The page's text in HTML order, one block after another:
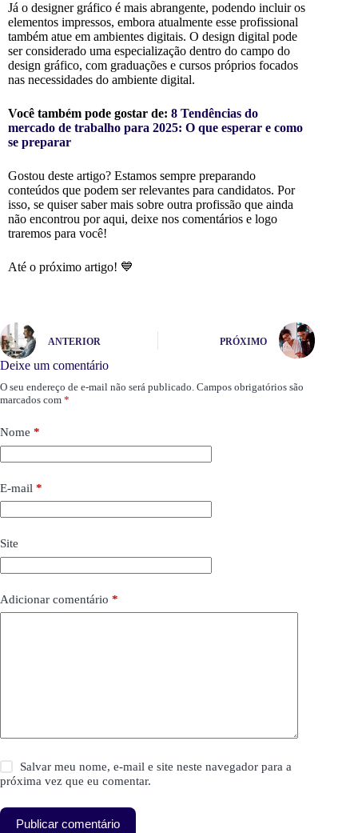
Já o designer gráfico é mais abrangente, podendo incluir os
elementos impressos, embora atualmente esse profissional
também atue em ambientes digitais. O design digital pode
ser considerado uma especialização dentro do campo do
design gráfico, com graduações e cursos próprios focados
nas necessidades do ambiente digital.
Você também pode gostar de: 8 Tendências do
mercado de trabalho para 2025: O que esperar e como
se preparar
Gostou deste artigo? Estamos sempre preparando
conteúdos que podem ser relevantes para candidatos. Por
isso, se quiser saber mais sobre outra profissão que ainda
não encontrou por aqui, deixe nos comentários e logo
traremos para você!
Até o próximo artigo! 💙
ANTERIOR PRÓXIMO
Deixe um comentário
O seu endereço de e-mail não será publicado. Campos obrigatórios são
marcados com *
Nome *
E-mail *
Site
Adicionar comentário *
Salvar meu nome, e-mail e site neste navegador para a
próxima vez que eu comentar.
Publicar comentário